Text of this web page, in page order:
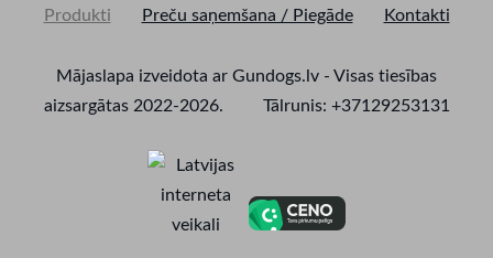
Produkti Preču saņemšana / Piegāde Kontakti
Mājaslapa izveidota ar Gundogs.lv - Visas tiesības
aizsargātas 2022-2026. Tālrunis: +37129253131